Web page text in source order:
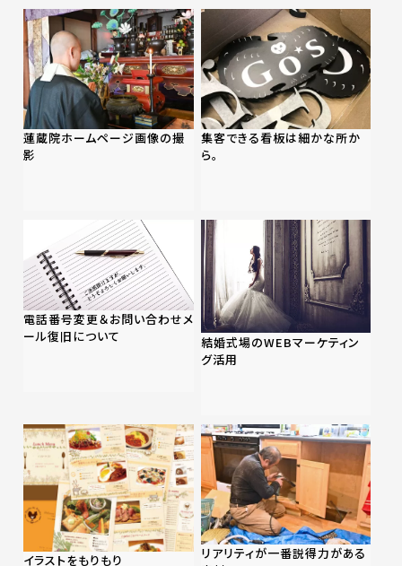
蓮蔵院ホームページ画像の撮
影
集客できる看板は細かな所か
ら。
電話番号変更＆お問い合わせメ
ール復旧について
結婚式場のWEBマーケティン
グ活用
イラストをもりもり
リアリティが一番説得力がある